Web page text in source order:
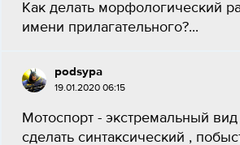
Как делать морфологический
имени прилагательного?...
podsypa
19.01.2020 06:15
Мотоспорт - экстремальный вид
сделать синтаксический ,